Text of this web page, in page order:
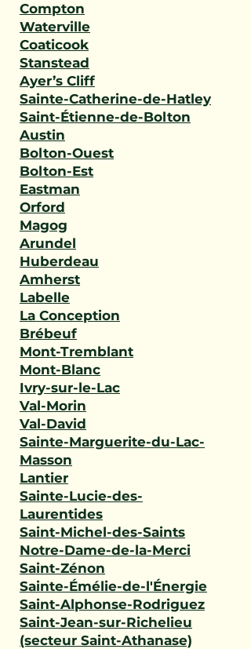
Compton
Waterville
Coaticook
Stanstead
Ayer’s Cliff
Sainte-Catherine-de-Hatley
Saint-Étienne-de-Bolton
Austin
Bolton-Ouest
Bolton-Est
Eastman
Orford
Magog
Arundel
Huberdeau
Amherst
Labelle
La Conception
Brébeuf
Mont-Tremblant
Mont-Blanc
Ivry-sur-le-Lac
Val-Morin
Val-David
Sainte-Marguerite-du-Lac-
Masson
Lantier
Sainte-Lucie-des-
Laurentides
Saint-Michel-des-Saints
Notre-Dame-de-la-Merci
Saint-Zénon
Sainte-Émélie-de-l'Énergie
Saint-Alphonse-Rodriguez
Saint-Jean-sur-Richelieu
(secteur Saint-Athanase)